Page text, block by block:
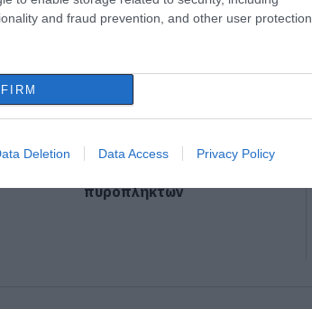
and fraud prevention, and other user protection.
Deletion Data Access Privacy Policy
Φωτιά στη Δυτική
Αττική: Αυτά είναι τα
πυρόπληκτων